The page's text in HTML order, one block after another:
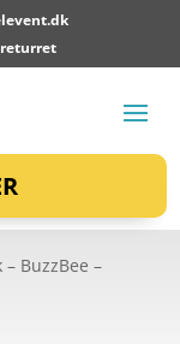
returret
BuzzBee –